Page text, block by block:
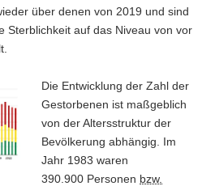
über denen von 2019 und sind
Sterblichkeit auf das Niveau von vor
Die Entwicklung der Zahl der
Gestorbenen ist maßgeblich
von der Altersstruktur der
Bevölkerung abhängig. Im
Jahr 1983 waren
390.900 Personen bzw.